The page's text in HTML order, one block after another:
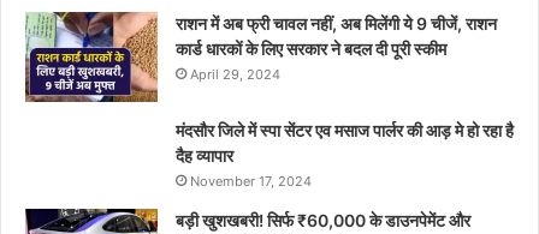
राशन में अब फ्री चावल नहीं, अब मिलेंगी ये 9 चीजें, राशन
कार्ड धारकों के लिए सरकार ने बदल दी पूरी स्कीम
April 29, 2024
मंदसौर जिले में स्पा सेंटर एव मसाज पार्लर की आड़ मे हो रहा है
दैह व्यापार
November 17, 2024
बड़ी खुशखबरी! सिर्फ ₹60,000 के डाउनपेमेंट और